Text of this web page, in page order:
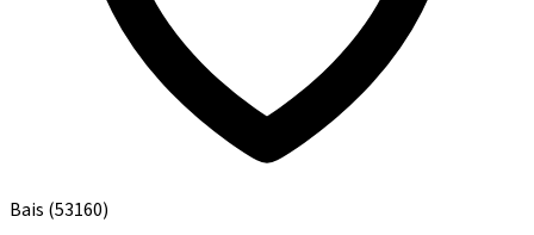
Bais (53160)